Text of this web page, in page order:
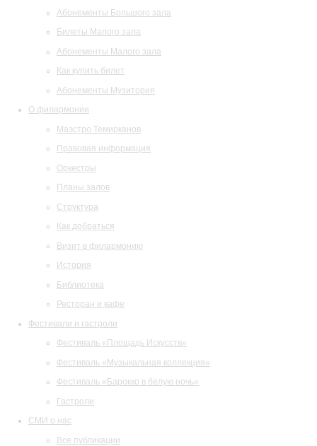
Абонементы Большого зала
Билеты Малого зала
Абонементы Малого зала
Как купить билет
Абонементы Музитория
О филармонии
Маэстро Темирканов
Правовая информация
Оркестры
Планы залов
Структура
Как добраться
Визит в филармонию
История
Библиотека
Ресторан и кафе
Фестивали и гастроли
Фестиваль «Площадь Искусств»
Фестиваль «Музыкальная коллекция»
Фестиваль «Барокко в белую ночь»
Гастроли
СМИ о нас
Все публикации